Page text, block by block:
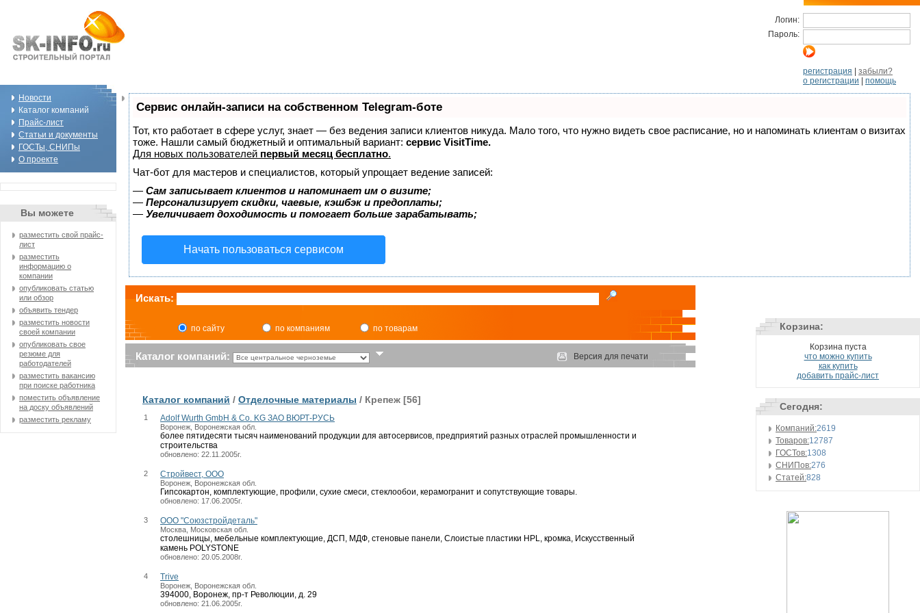
Логин:
Пароль:
регистрация
забыли?
о регистрации
помощь
Новости
Каталог компаний
Прайс-лист
Статьи и документы
ГОСТы, СНИПы
О проекте
Вы можете
разместить свой прайс-
лист
разместить
информацию о
компании
опубликовать статью
или обзор
объявить тендер
разместить новости
своей компании
опубликовать свое
резюме для
работодателей
разместить вакансию
при поиске работника
поместить объявление
на доску объявлений
разместить рекламу
Сервис онлайн-записи на собственном Telegram-боте
Тот, кто работает в сфере услуг, знает — без ведения записи клиентов никуда. Мало того, что нужно видеть свое расписание, но и напоминать клиентам о визитах
тоже. Нашли самый бюджетный и оптимальный вариант: сервис VisitTime.
Для новых пользователей первый месяц бесплатно.
Чат-бот для мастеров и специалистов, который упрощает ведение записей:
— Сам записывает клиентов и напоминает им о визите;
— Персонализирует скидки, чаевые, кэшбэк и предоплаты;
— Увеличивает доходимость и помогает больше зарабатывать;
Начать пользоваться сервисом
Искать:
по сайту по компаниям по товарам
Каталог компаний: Версия для печати
Каталог компаний / Отделочные материалы / Крепеж [56]
1 Adolf Wurth GmbH & Co. KG ЗАО ВЮРТ-РУСЬ
Воронеж, Воронежская обл.
более пятидесяти тысяч наименований продукции для автосервисов, предприятий разных отраслей промышленности и
строительства
обновлено: 22.11.2005г.
2 Cтройвест, ООО
Воронеж, Воронежская обл.
Гипсокартон, комплектующие, профили, сухие смеси, стеклообои, керамогранит и сопутствующие товары.
обновлено: 17.06.2005г.
3 OOO "Союзстройдеталь"
Москва, Московская обл.
столешницы, мебельные комплектующие, ДСП, МДФ, стеновые панели, Слоистые пластики HPL, кромка, Искусственный
камень POLYSTONE
обновлено: 20.05.2008г.
4 Trive
Воронеж, Воронежская обл.
394000, Воронеж, пр-т Революции, д. 29
обновлено: 21.06.2005г.
Корзина:
Корзина пуста
что можно купить
как купить
добавить прайс-лист
Сегодня:
Компаний:2619
Товаров:12787
ГОСТов:1308
СНИПов:276
Статей:828